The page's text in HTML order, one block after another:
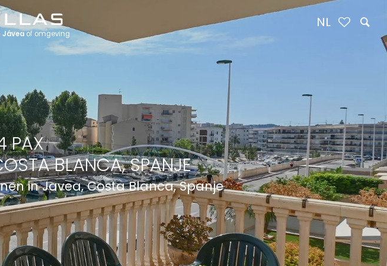
PAX
BLANCA, SPANJE
in Javea, Costa Blanca, Spanje
Jáveaof omgeving
NL